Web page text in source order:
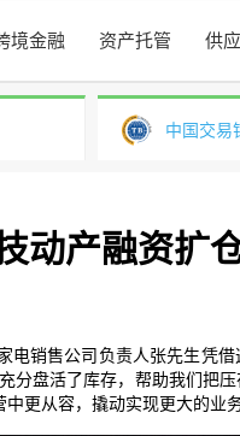
境金融 资产托管 供
中国交易
产融资扩仓
电销售公司负责人张先生凭
分盘活了库存，帮助我们把
更从容，撬动实现更大的业